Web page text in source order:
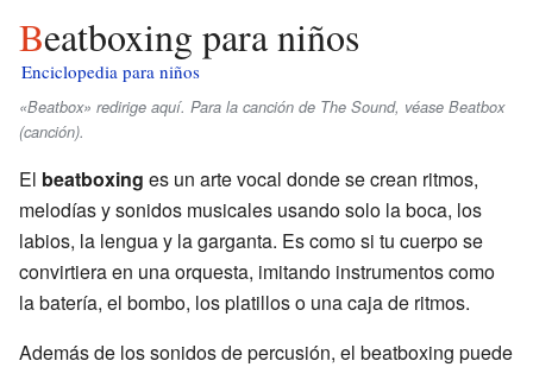
Beatboxing para niños
Enciclopedia para niños
«Beatbox» redirige aquí. Para la canción de The Sound, véase Beatbox
(canción).
El beatboxing es un arte vocal donde se crean ritmos,
melodías y sonidos musicales usando solo la boca, los
labios, la lengua y la garganta. Es como si tu cuerpo se
convirtiera en una orquesta, imitando instrumentos como
la batería, el bombo, los platillos o una caja de ritmos.
Además de los sonidos de percusión, el beatboxing puede